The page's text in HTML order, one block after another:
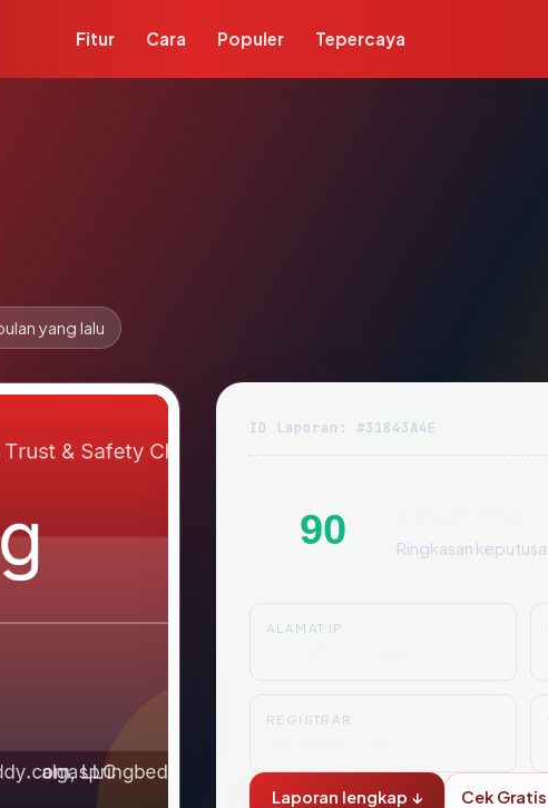
Fitur Cara Populer Tepercaya
yang lalu
ID Laporan: #31843A4E
90 Ringkasan
ALAMAT IP
REGISTRAR
Laporan lengkap ↓ Cek Gratis